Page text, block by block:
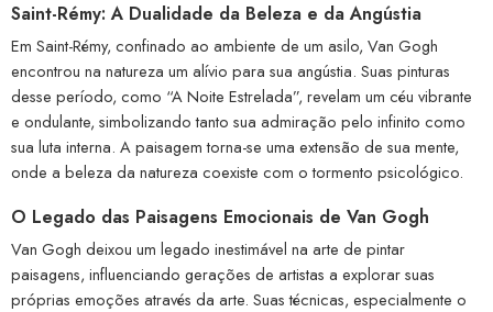
Saint-Rémy: A Dualidade da Beleza e da Angústia
Em Saint-Rémy, confinado ao ambiente de um asilo, Van Gogh
encontrou na natureza um alívio para sua angústia. Suas pinturas
desse período, como “A Noite Estrelada”, revelam um céu vibrante
e ondulante, simbolizando tanto sua admiração pelo infinito como
sua luta interna. A paisagem torna-se uma extensão de sua mente,
onde a beleza da natureza coexiste com o tormento psicológico.
O Legado das Paisagens Emocionais de Van Gogh
Van Gogh deixou um legado inestimável na arte de pintar
paisagens, influenciando gerações de artistas a explorar suas
próprias emoções através da arte. Suas técnicas, especialmente o